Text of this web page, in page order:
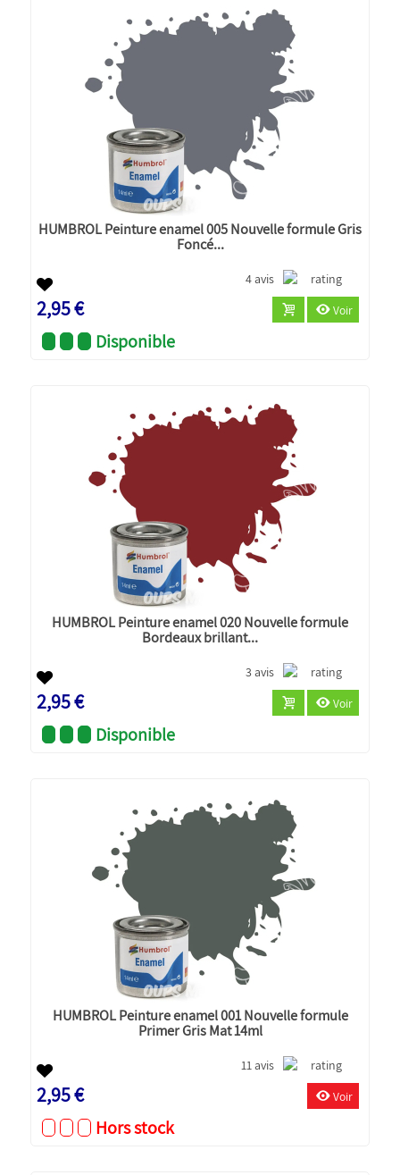
HUMBROL Peinture enamel 005 Nouvelle formule Gris
Foncé...
4 avis
2,95 € Voir
Disponible
HUMBROL Peinture enamel 020 Nouvelle formule
Bordeaux brillant...
3 avis
2,95 € Voir
Disponible
HUMBROL Peinture enamel 001 Nouvelle formule
Primer Gris Mat 14ml
11 avis
2,95 € Voir
Hors stock